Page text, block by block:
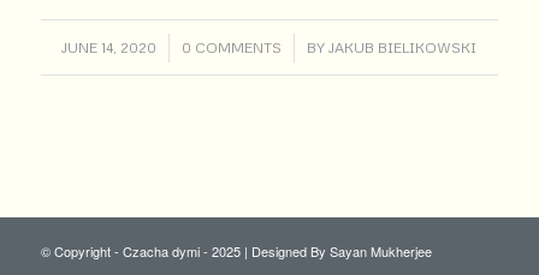
JUNE 14, 2020
/ 0 COMMENTS
/ BYJAKUB BIELIKOWSKI
© Copyright - Czacha dymi - 2025 | Designed By Sayan Mukherjee